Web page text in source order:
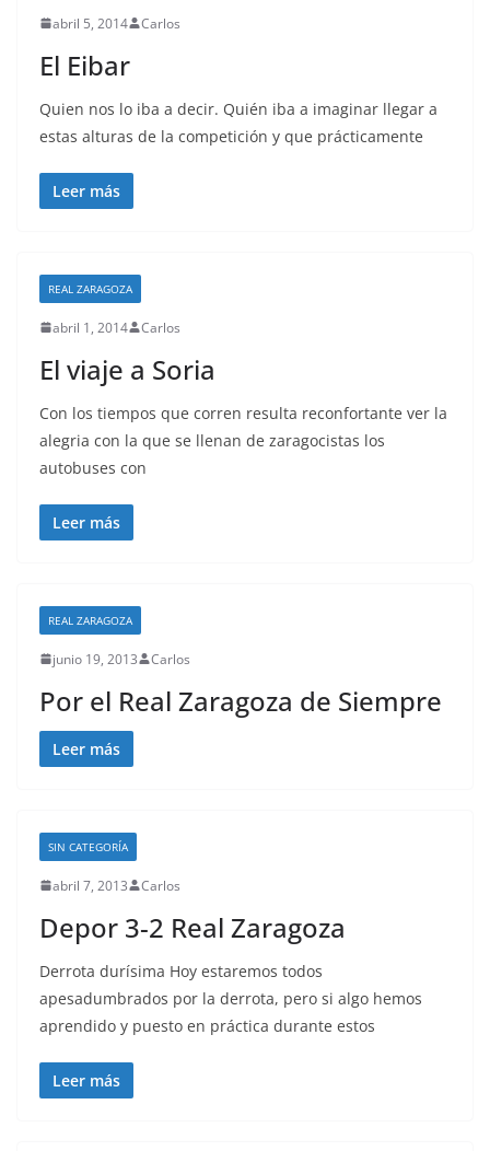
abril 5, 2014 Carlos
El Eibar
Quien nos lo iba a decir. Quién iba a imaginar llegar a
estas alturas de la competición y que prácticamente
Leer más
REAL ZARAGOZA
abril 1, 2014 Carlos
El viaje a Soria
Con los tiempos que corren resulta reconfortante ver la
alegria con la que se llenan de zaragocistas los
autobuses con
Leer más
REAL ZARAGOZA
junio 19, 2013 Carlos
Por el Real Zaragoza de Siempre
Leer más
SIN CATEGORÍA
abril 7, 2013 Carlos
Depor 3-2 Real Zaragoza
Derrota durísima Hoy estaremos todos
apesadumbrados por la derrota, pero si algo hemos
aprendido y puesto en práctica durante estos
Leer más